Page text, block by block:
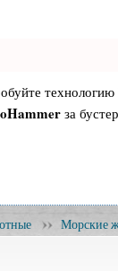
технологию
за бустер
Морские